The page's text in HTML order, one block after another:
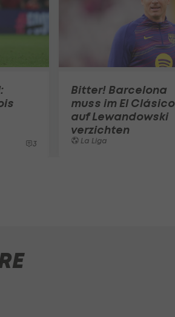
3
Bitter! Barcelona
muss im El Clásico
auf Lewandowski
verzichten
La Liga